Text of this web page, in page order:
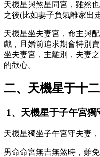
天機星與煞星同宮，雖然
之後(比如妻子負氣離家出
天機星坐夫妻宮，命主與
戲，且婚前追求期會特別
坐夫妻宮，主離別，夫妻
的歡心。
二、天機星于十
1、天機星于子午宮獨
天機星獨坐子午宮守夫妻
男命命宮無吉無煞時，難